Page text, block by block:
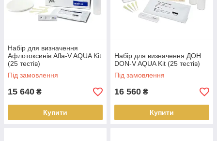
Набір для визначення
Афлотоксинів Afla-V AQUA Kit
(25 тестів)
Під замовлення
15 640 ₴
Купити
Набір для визначення ДОН
DON-V AQUA Kit (25 тестів)
Під замовлення
16 560 ₴
Купити